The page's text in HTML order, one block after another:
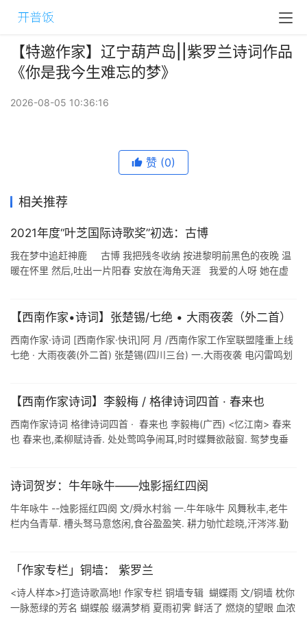
【特邀作家】辽宁葫芦岛||紫罗兰诗词作品
《你是我今生难忘的梦》
2026-08-05 10:36:16
赞 (0)
相关推荐
2021年度“叶芝国际诗歌奖”初选：古博
我在梦中追赶神鹿 古博 我把残冬收纳 按进黎明前黑色的夜晚 温
暖在怀里 然后,吐出一片阳春 安放在海角天涯 我爱的人呀 她在虚
【西南作家•诗词】张楚锡/七绝 • 大雨夜袭（外二首）
西南作家·诗词 [西南作家·快讯]阿 月 /西南作家工作室联盟隆重上线
七绝 · 大雨夜袭(外二首) 张楚锡(四川三台) 一.大雨夜袭 电闪雷鸣划
【西南作家诗词】李毅梅 / 格律诗词四首 · 春来也
西南作家诗词 格律诗词四首 · 春来也 李毅梅(广西) <忆江南> 春来
也 春来也,柔柳赋诗香. 处处莺鸣争闹耳,时时蝶舞欲敲窗. 鸳梦曳垂
诗词贺岁：牛年咏牛——烛影摇红四阕
牛年咏牛 --烛影摇红四阕 文/舜水村翁 一.牛年咏牛 风舞秋丰,老牛
栏内刍青草. 槽头驽马意悠闲,食谷盈盈笑. 耕力劬忙趁晓,汗涔涔.勤
「作家专栏」铜墙： 紫罗兰
<诗人样本>打造诗歌高地! 作家专栏 铜墙专辑 蝴蝶雨 文/铜墙 枕你
一脉葱绿的芳名 蝴蝶般 缀满梦梢 夏雨初霁 鲜活了 燃烧的望眼 血浓